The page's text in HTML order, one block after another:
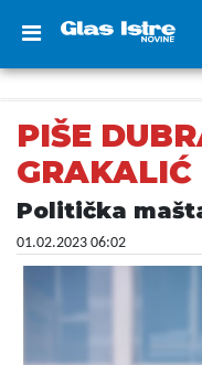
PIŠE
GRAKALIĆ
Politička
01.02.2023 06:02